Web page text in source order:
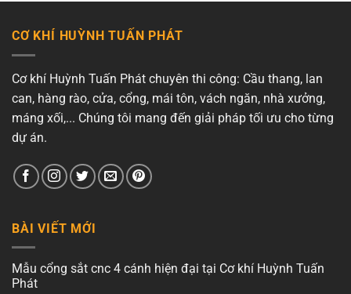
CƠ KHÍ HUỲNH TUẤN PHÁT
Cơ khí Huỳnh Tuấn Phát chuyên thi công: Cầu thang, lan
can, hàng rào, cửa, cổng, mái tôn, vách ngăn, nhà xưởng,
máng xối,... Chúng tôi mang đến giải pháp tối ưu cho từng
dự án.
BÀI VIẾT MỚI
Mẫu cổng sắt cnc 4 cánh hiện đại tại Cơ khí Huỳnh Tuấn
Phát